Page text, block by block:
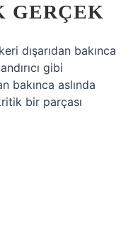
GERÇEK
dışarıdan bakınca
gibi
bakınca aslında
bir parçası